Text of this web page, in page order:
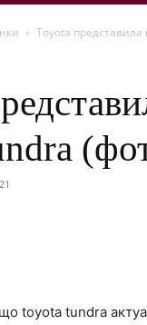
Toyota представила
toyota tundra